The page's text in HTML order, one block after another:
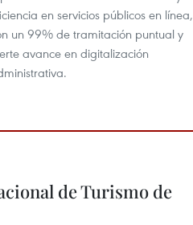
en servicios públicos en línea,
un 99% de tramitación puntual y
avance en digitalización
de Turismo de